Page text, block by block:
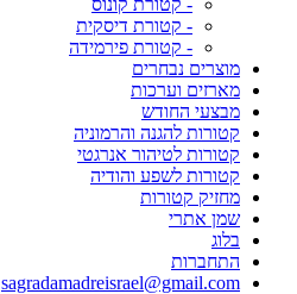
- קטורת קונוס
- קטורת דיסקית
- קטורת פירמידה
מוצרים נבחרים
מארזים וערכות
מבצעי החודש
קטורות להגנה והרמוניה
קטורות לטיהור אנרגטי
קטורות לשפע והודיה
מחזיק קטורות
שמן אתרי
בלוג
התחברות
sagradamadreisrael@gmail.com